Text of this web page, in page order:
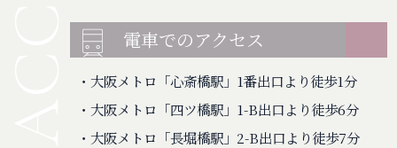
電車でのアクセス
・大阪メトロ「心斎橋駅」1番出口より徒歩1分
・大阪メトロ「四ツ橋駅」1-B出口より徒歩6分
・大阪メトロ「長堀橋駅」2-B出口より徒歩7分